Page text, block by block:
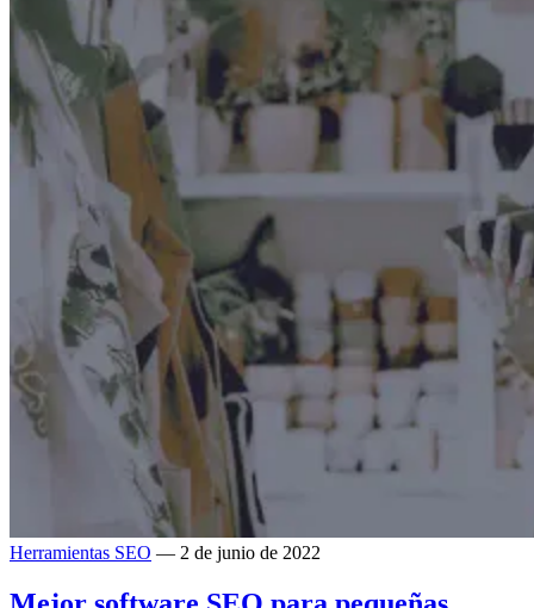
Herramientas SEO — 2 de junio de 2022